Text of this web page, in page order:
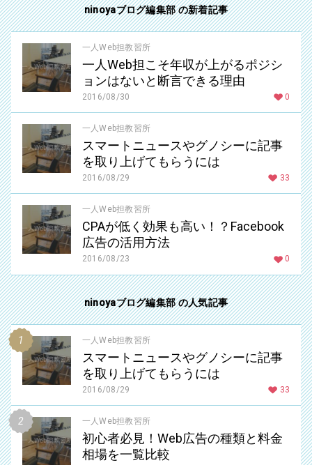
ninoyaブログ編集部 の新着記事
一人Web担教習所
一人Web担こそ年収が上がるポジシ
ョンはないと断言できる理由
2016/08/30 0
一人Web担教習所
スマートニュースやグノシーに記事
を取り上げてもらうには
2016/08/29 33
一人Web担教習所
CPAが低く効果も高い！？Facebook
広告の活用方法
2016/08/23 0
ninoyaブログ編集部 の人気記事
一人Web担教習所
スマートニュースやグノシーに記事
を取り上げてもらうには
2016/08/29 33
一人Web担教習所
初心者必見！Web広告の種類と料金
相場を一覧比較